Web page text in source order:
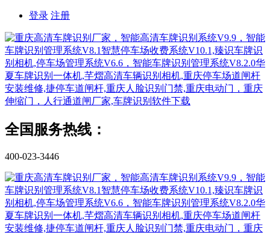
登录 注册
全国服务热线：
400-023-3446